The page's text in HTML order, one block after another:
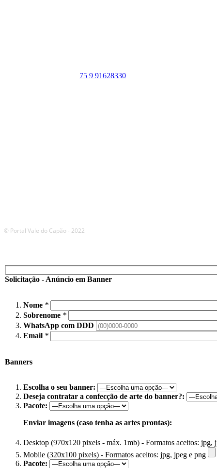
75 9 91628330
© Portal Vale do Capão - 2022
Solicitação - Anúncio em Banner
Nome *
Sobrenome *
WhatsApp com DDD
Email *
Banners
Escolha o seu banner:
Deseja contratar a confecção de arte do banner?:
Pacote:
Enviar imagens (caso tenha as artes prontas):
Desktop (970x120 pixels - máx. 1mb) - Formatos aceitos: jpg,
Mobile (320x100 pixels) - Formatos aceitos: jpg, jpeg e png
Pacote: